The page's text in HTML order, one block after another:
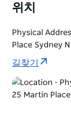
위치
Physical
Place Sydney
길찾기